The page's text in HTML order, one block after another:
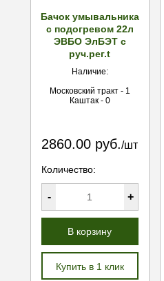
Бачок умывальника
с подогревом 22л
ЭВБО ЭлБЭТ с
руч.рег.t
Наличие:
Московский тракт - 1
Каштак - 0
2860.00 руб./шт
Количество:
- +
В корзину
Купить в 1 клик